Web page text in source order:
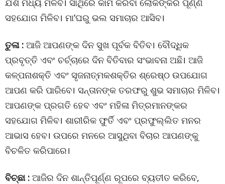
ଯଶ ମଧ୍ୟ ମିଳିବ। ସାଥିରେ କାମ କରିବା ଲୋକଙ୍କର ପୂର୍ଣ୍ଣ
ସହଯୋଗ ମିଳିବ। ମା’ଘରୁ ଭଲ ସମାଚାର ଆସିବ।
ତୁଳା : ଆଜି ଆପଣଙ୍କ ଦିନ ସୁଖ ପୂର୍ବକ ବିତିବ। ବୌଦ୍ଧିକ
ପ୍ରବୃତ୍ତି ଏବଂ ଚର୍ଚ୍ଚାରେ ଦିନ ବିତିବାର ସଂଭାବନା ଅଛି। ଆଜି
କଳ୍ପନାଶକ୍ତି ଏବଂ ସୃଜନାତ୍ମକଶକ୍ତିର ଶ୍ରେଷ୍ଠ ଉପଯୋଗ
ଆପଣ କରି ପାରିବେ। ସନ୍ତାନଙ୍କ ତରଫରୁ ଶୁଭ ସମାଚାର ମିଳିବ।
ଆପଣଙ୍କ ପ୍ରଗତି ହେବ ଏବଂ ମହିଳା ମିତ୍ରମାନଙ୍କର
ସହଯୋଗ ମିଳିବ। ଶାରୀରିକ ଫୁର୍ତି ଏବଂ ପ୍ରଫୁଲ୍ଲିତ ମନର
ଆଭାସ ହେବ। ଉପରେ ମନରେ ଆସୁଥିବା ବିଚାର ଆପଣଙ୍କୁ
ବିଚଳିତ କରିପାରେ।
ବିଚ୍ଛା : ଆଜିର ଦିନ ଶାନ୍ତିପୂର୍ଣ୍ଣ ରୂପରେ ବ୍ୟତୀତ କରିବେ,